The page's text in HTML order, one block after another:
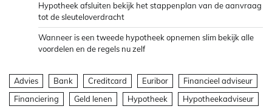
Hypotheek afsluiten bekijk het stappenplan van de aanvraag
tot de sleuteloverdracht
Wanneer is een tweede hypotheek opnemen slim bekijk alle
voordelen en de regels nu zelf
Advies Bank Creditcard Euribor
Financieel adviseur
Financiering
Geld lenen Hypotheek
Hypotheekadviseur